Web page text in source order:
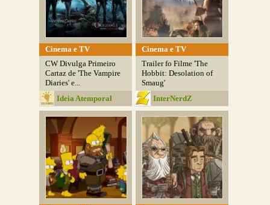
Cinema e TV
CW Divulga Primeiro
Cartaz de 'The Vampire
Diaries' e...
Ideia Atemporal
Cinema e TV
Trailer fo Filme 'The
Hobbit: Desolation of
Smaug'
InterNerdZ